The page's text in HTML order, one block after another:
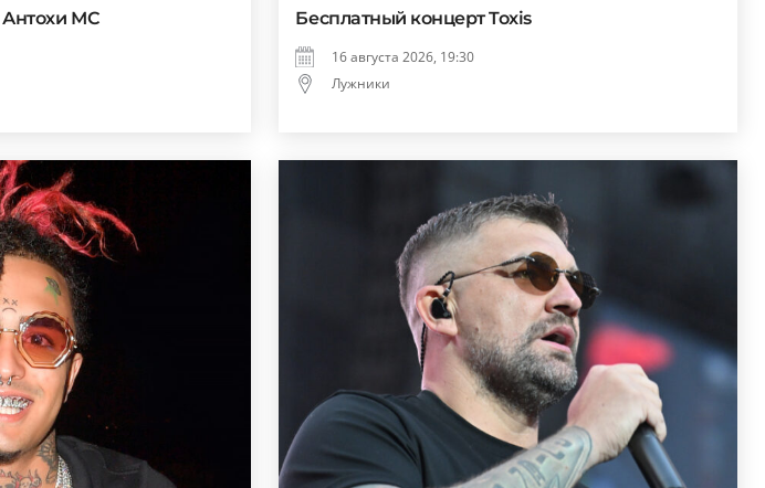
Антохи МС Бесплатный концерт Toxis
16 августа 2026, 19:30
Лужники